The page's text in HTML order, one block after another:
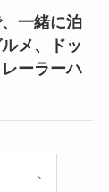
一緒に泊
メ、ドッ
ーラーハ